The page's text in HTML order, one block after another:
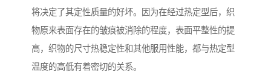
将决定了其定性质量的好坏。因为在经过热定型后，织
物原来表面存在的皱痕被消除的程度，表面平整性的提
高，织物的尺寸热稳定性和其他服用性能，都与热定型
温度的高低有着密切的关系。